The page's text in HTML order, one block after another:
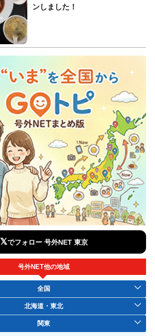
ンしました！
𝕏でフォロー 号外NET 東京
号外NET他の地域
全国
北海道・東北
関東